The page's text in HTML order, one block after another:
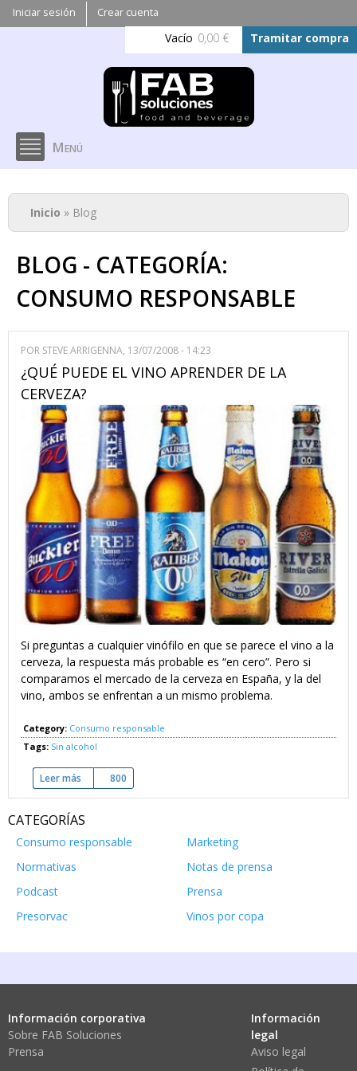
Pasar al
contenido
principal
Iniciar sesión Crear cuenta
Vacío 0,00 € Tramitar compra
Menú
Se encuentra usted aquí
Inicio » Blog
BLOG - CATEGORÍA:
CONSUMO RESPONSABLE
POR STEVE ARRIGENNA, 13/07/2008 - 14:23
¿QUÉ PUEDE EL VINO APRENDER DE LA
CERVEZA?
Si preguntas a cualquier vinófilo en que se parece el vino a la
cerveza, la respuesta más probable es “en cero”. Pero si
comparamos el mercado de la cerveza en España, y la del
vino, ambos se enfrentan a un mismo problema.
Category: Consumo responsable
Tags: Sin alcohol
Leer más sobre ¿Qué puede el vino aprender de la cerveza?
800
CATEGORÍAS
Consumo responsable
Marketing
Normativas
Notas de prensa
Podcast
Prensa
Presorvac
Vinos por copa
Información corporativa
Sobre FAB Soluciones
Prensa
Información
legal
Aviso legal